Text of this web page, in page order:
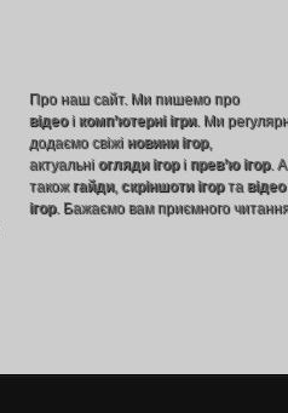
Про наш сайт. Ми пишемо про
відеоі комп’ютерні ігри. Ми
додаємо свіжі новини ігор,
актуальні огляди ігорі прев’ю ігор. А
також гайди, скріншоти ігорта відео
ігор. Бажаємо вам приємного